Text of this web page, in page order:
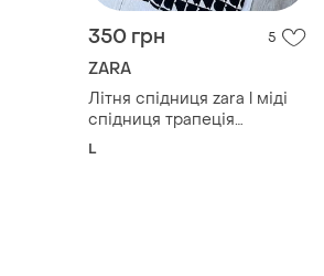
350 грн 5
ZARA
Літня спідниця zara l міді
спідниця трапеція
спідниця зара з розрізом
L